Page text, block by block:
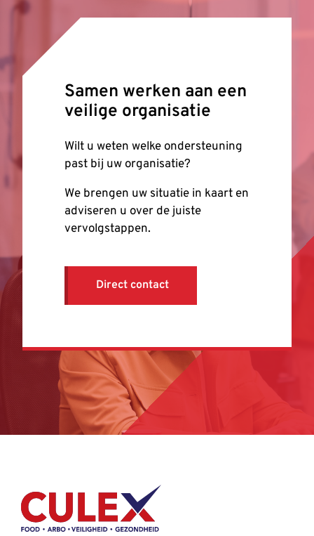
Samen werken aan een
veilige organisatie
Wilt u weten welke ondersteuning
past bij uw organisatie?
We brengen uw situatie in kaart en
adviseren u over de juiste
vervolgstappen.
Direct contact